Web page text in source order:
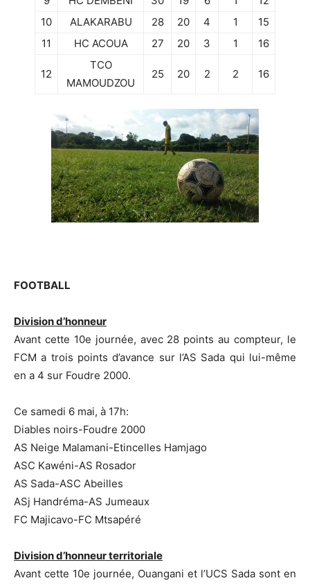
10
ALAKARABU 28 20 4 1
15
11
HC ACOUA 27 20 3 1 16
12
TCO
MAMOUDZOU
25 20 2 2 16
FOOTBALL
Division d’honneur
Avant cette 10e journée, avec 28 points au compteur, le
FCM a trois points d’avance sur l’AS Sada qui lui-même
en a 4 sur Foudre 2000.
Ce samedi 6 mai, à 17h:
Diables noirs-Foudre 2000
AS Neige Malamani-Etincelles Hamjago
ASC Kawéni-AS Rosador
AS Sada-ASC Abeilles
ASj Handréma-AS Jumeaux
FC Majicavo-FC Mtsapéré
Division d’honneur territoriale
Avant cette 10e journée, Ouangani et l’UCS Sada sont en